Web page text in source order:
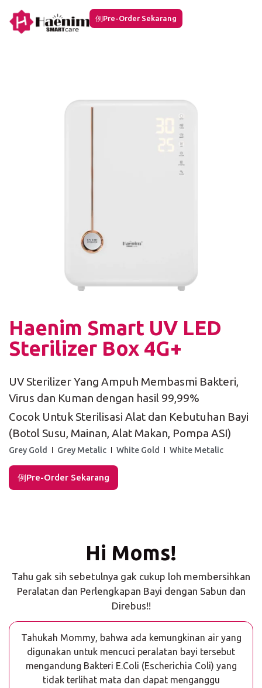
Pre-Order Sekarang
Haenim Smart UV LED
Sterilizer Box 4G+
UV Sterilizer Yang Ampuh Membasmi Bakteri,
Virus dan Kuman dengan hasil 99,99%
Cocok Untuk Sterilisasi Alat dan Kebutuhan Bayi
(Botol Susu, Mainan, Alat Makan, Pompa ASI)
Grey Gold Grey Metalic White Gold White Metalic
Pre-Order Sekarang
Hi Moms!
Tahu gak sih sebetulnya gak cukup loh membersihkan
Peralatan dan Perlengkapan Bayi dengan Sabun dan
Direbus!!
Tahukah Mommy, bahwa ada kemungkinan air yang
digunakan untuk mencuci peralatan bayi tersebut
mengandung Bakteri E.Coli (Escherichia Coli) yang
tidak terlihat mata dan dapat menganggu